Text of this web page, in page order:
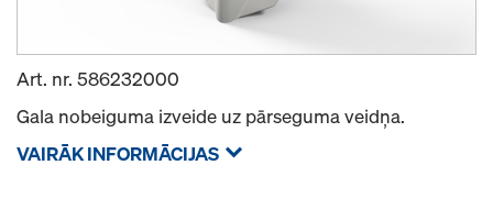
Art. nr. 586232000
Gala nobeiguma izveide uz pārseguma veidņa.
VAIRĀK INFORMĀCIJAS